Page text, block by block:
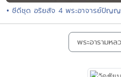
• ซีดีชุด อริยสัจ 4 พระอาจารย์ปั
พระอารามหล